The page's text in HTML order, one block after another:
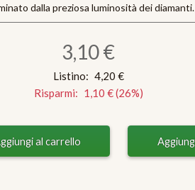
dalla preziosa luminosità dei diamanti.
3,10 €
Listino: 4,20 €
Risparmi: 1,10 €(26%)